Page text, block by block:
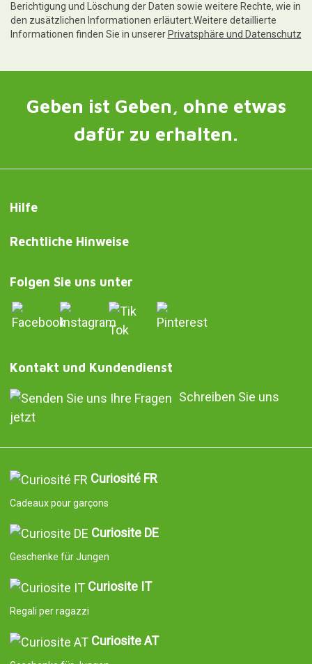
Berichtigung und Löschung der Daten sowie weitere Rechte, wie in
den zusätzlichen Informationen erläutert.Weitere detaillierte
Informationen finden Sie in unserer Privatsphäre und Datenschutz
Geben ist Geben, ohne etwas
dafür zu erhalten.
Hilfe
Rechtliche Hinweise
Folgen Sie uns unter
Kontakt und Kundendienst
Schreiben Sie uns
jetzt
Curiosité FR
Cadeaux pour garçons
Curiosite DE
Geschenke für Jungen
Curiosite IT
Regali per ragazzi
Curiosite AT